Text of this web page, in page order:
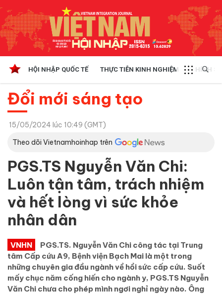
HỘI NHẬP QUỐC TẾ THỰC TIỄN KINH NGHIỆM CHÍNH
Đổi mới sáng tạo
15/05/2024 lúc 10:49 (GMT)
Theo dõi Vietnamhoinhap trên
PGS.TS Nguyễn Văn Chi:
Luôn tận tâm, trách nhiệm
và hết lòng vì sức khỏe
nhân dân
VNHN
PGS.TS. Nguyễn Văn Chi công tác tại Trung
tâm Cấp cứu A9, Bệnh viện Bạch Mai là một trong
những chuyên gia đầu ngành về hồi sức cấp cứu. Suốt
mấy chục năm cống hiến cho ngành y, PGS.TS Nguyễn
Văn Chi chưa cho phép mình ngơi nghỉ ngày nào. Ông